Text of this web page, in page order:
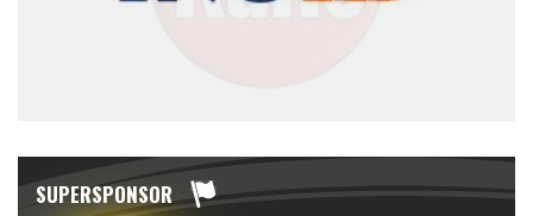
SUPERSPONSOR